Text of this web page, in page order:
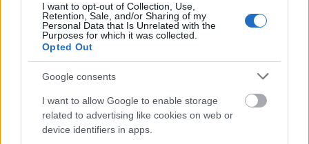
I want to opt-out of Collection, Use,
Retention, Sale, and/or Sharing of my
Personal Data that Is Unrelated with the
Purposes for which it was collected.
Opted Out
Google consents
I want to allow Google to enable storage
related to advertising like cookies on web or
device identifiers in apps.